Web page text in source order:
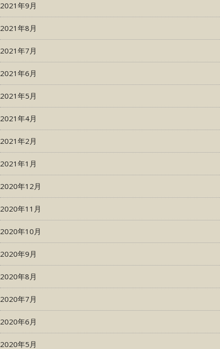
2021年9月
2021年8月
2021年7月
2021年6月
2021年5月
2021年4月
2021年2月
2021年1月
2020年12月
2020年11月
2020年10月
2020年9月
2020年8月
2020年7月
2020年6月
2020年5月